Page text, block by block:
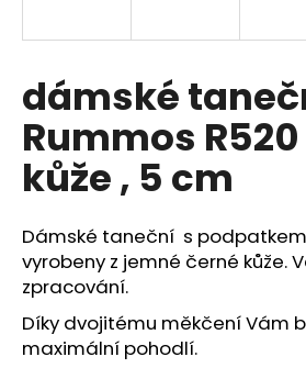
dámské
Rummos
kůže , 5 cm
Dámské taneční s
vyrobeny z jemné černé kůže.
zpracování.
Díky dvojitému měkčení Vám
maximální pohodlí.
í
t
?
HLEDAT
D